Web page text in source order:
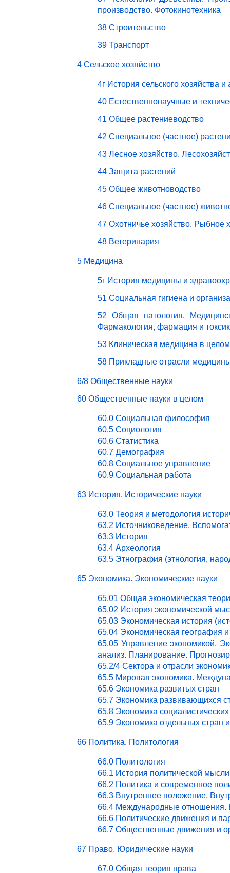
производство. Фотокинотехника
38 Строительство
39 Транспорт
4 Сельское хозяйство
4г История сельского хозяйства
40 Естественнонаучные и
41 Общее растениеводство
42 Специальное (частное)
43 Лесное хозяйство.
44 Защита растений
45 Общее животноводство
46 Специальное (частное)
47 Охотничье хозяйство. Рыбное
48 Ветеринария
5 Медицина
5г История медицины и
51 Социальная гигиена и
52 Общая патология.
Фармакология, фармация и
53 Клиническая медицина в целом
58 Прикладные отрасли
6/8 Общественные науки
60 Общественные науки в целом
60.0 Социальная философия
60.5 Социология
60.6 Статистика
60.7 Демография
60.8 Социальное управление
60.9 Социальная работа
63 История. Исторические науки
63.0 Теория и методология
63.2 Источниковедение.
63.3 История
63.4 Археология
63.5 Этнография (этнология,
65 Экономика. Экономические науки
65.01 Общая экономическая
65.02 История экономической
65.03 Экономическая история
65.04 Экономическая география
65.05 Управление экономикой.
анализ. Планирование.
65.2/4 Сектора и отрасли
65.5 Мировая экономика.
65.6 Экономика развитых стран
65.7 Экономика развивающихся
65.8 Экономика
65.9 Экономика отдельных стран
66 Политика. Политология
66.0 Политология
66.1 История политической мысли
66.2 Политика и современное
66.3 Внутреннее положение.
66.4 Международные отношения.
66.6 Политические движения и
66.7 Общественные движения и
67 Право. Юридические науки
67.0 Общая теория права